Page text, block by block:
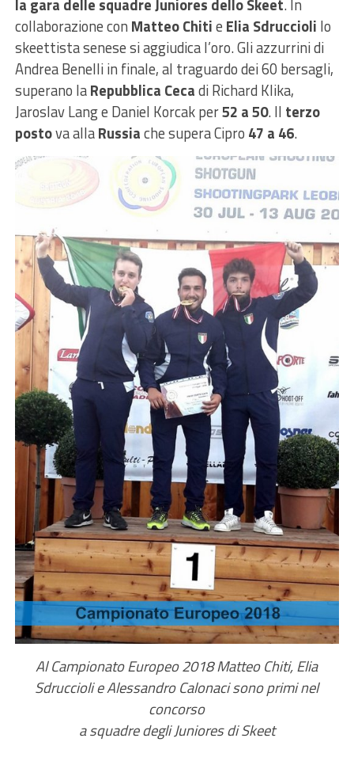
la gara delle squadre Juniores dello Skeet. In
collaborazione con Matteo Chitie Elia Sdruccioli lo
skeettista senese si aggiudica l’oro. Gli azzurrini di
Andrea Benelli in finale, al traguardo dei 60 bersagli,
superano laRepubblica Cecadi Richard Klika,
Jaroslav Lang e Daniel Korcak per52 a 50. Il terzo
postova allaRussiache supera Cipro 47 a 46.
Al Campionato Europeo 2018 Matteo Chiti, Elia
Sdruccioli e Alessandro Calonaci sono primi nel
concorso
a squadre degli Juniores di Skeet